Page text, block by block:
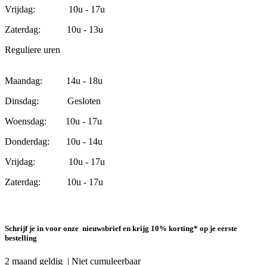
Vrijdag: 10u - 17u
Zaterdag: 10u - 13u
Reguliere uren
Maandag: 14u - 18u
Dinsdag: Gesloten
Woensdag: 10u - 17u
Donderdag: 10u - 14u
Vrijdag: 10u - 17u
Zaterdag: 10u - 17u
Schrijf je in voor onze nieuwsbrief en krijg 10% korting* op je eerste
bestelling
2 maand geldig | Niet cumuleerbaar